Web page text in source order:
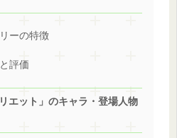
ーの特徴
評価
エット」のキャラ・登場人物